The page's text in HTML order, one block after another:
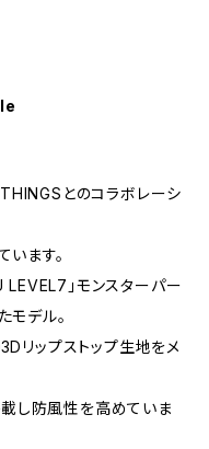
とのコラボレーシ
ます。
」モンスターパー
モデル。
リップストップ生地をメ
し防風性を高めていま